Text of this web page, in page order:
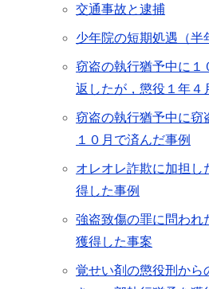
交通事故と逮捕
少年院の短期処遇（半
窃盗の執行猶予中に１
返したが，懲役１年４
窃盗の執行猶予中に窃
１０月で済んだ事例
オレオレ詐欺に加担し
得した事例
強盗致傷の罪に問われ
獲得した事案
覚せい剤の懲役刑から